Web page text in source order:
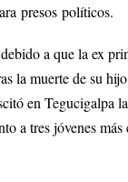
presos políticos.
a que la ex
la muerte de su
en Tegucigalpa
a tres jóvenes más